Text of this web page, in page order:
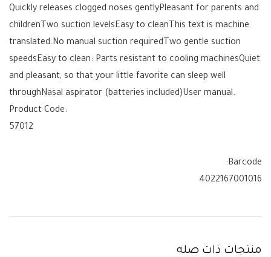
Quickly releases clogged noses gentlyPleasant for parents and
childrenTwo suction levelsEasy to cleanThis text is machine
translated.No manual suction requiredTwo gentle suction
speedsEasy to clean: Parts resistant to cooling machinesQuiet
and pleasant, so that your little favorite can sleep well
throughNasal aspirator (batteries included)User manual.
Product Code:
57012
Barcode:
4022167001016
منتجات ذات صله